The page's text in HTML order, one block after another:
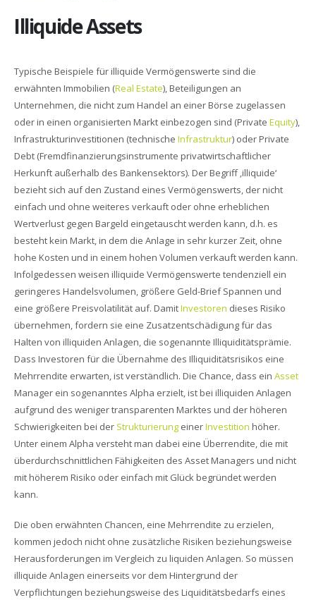
Illiquide Assets
Typische Beispiele für illiquide Vermögenswerte sind die
erwähnten Immobilien (Real Estate), Beteiligungen an
Unternehmen, die nicht zum Handel an einer Börse zugelassen
oder in einen organisierten Markt einbezogen sind (Private Equity),
Infrastrukturinvestitionen (technische Infrastruktur) oder Private
Debt (Fremdfinanzierungsinstrumente privatwirtschaftlicher
Herkunft außerhalb des Bankensektors). Der Begriff ‚illiquide‘
bezieht sich auf den Zustand eines Vermögenswerts, der nicht
einfach und ohne weiteres verkauft oder ohne erheblichen
Wertverlust gegen Bargeld eingetauscht werden kann, d.h. es
besteht kein Markt, in dem die Anlage in sehr kurzer Zeit, ohne
hohe Kosten und in einem hohen Volumen verkauft werden kann.
Infolgedessen weisen illiquide Vermögenswerte tendenziell ein
geringeres Handelsvolumen, größere Geld-Brief Spannen und
eine größere Preisvolatilität auf. DamitInvestoren dieses Risiko
übernehmen, fordern sie eine Zusatzentschädigung für das
Halten von illiquiden Anlagen, die sogenannte Illiquiditätsprämie.
Dass Investoren für die Übernahme des Illiquiditätsrisikos eine
Mehrrendite erwarten, ist verständlich. Die Chance, dass ein Asset
Manager ein sogenanntes Alpha erzielt, ist bei illiquiden Anlagen
aufgrund des weniger transparenten Marktes und der höheren
Schwierigkeiten bei der Strukturierung einerInvestition höher.
Unter einem Alpha versteht man dabei eine Überrendite, die mit
überdurchschnittlichen Fähigkeiten des Asset Managers und nicht
mit höherem Risiko oder einfach mit Glück begründet werden
kann.
Die oben erwähnten Chancen, eine Mehrrendite zu erzielen,
kommen jedoch nicht ohne zusätzliche Risiken beziehungsweise
Herausforderungen im Vergleich zu liquiden Anlagen. So müssen
illiquide Anlagen einerseits vor dem Hintergrund der
Verpflichtungen beziehungsweise des Liquiditätsbedarfs eines